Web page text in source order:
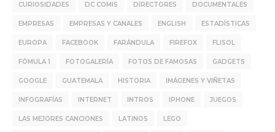
CURIOSIDADES DC COMIS DIRECTORES DOCUMENTALES
EMPRESAS EMPRESAS Y CANALES ENGLISH ESTADÍSTICAS
EUROPA FACEBOOK FARÁNDULA FIREFOX FLISOL
FÓMULA 1 FOTOGALERÍA FOTOS DE FAMOSAS GADGETS
GOOGLE GUATEMALA HISTORIA IMÁGENES Y VIÑETAS
INFOGRAFÍAS INTERNET INTROS IPHONE JUEGOS
LAS MEJORES CANCIONES LATINOS LEGO